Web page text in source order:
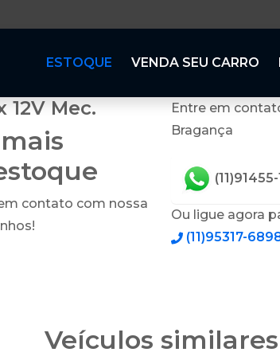
ESTOQUE VENDA SEU CARRO
12V Mec.
contato com nossa
Entre em
Bragança
Ou ligue agora
(11)95317-
Veículos similares